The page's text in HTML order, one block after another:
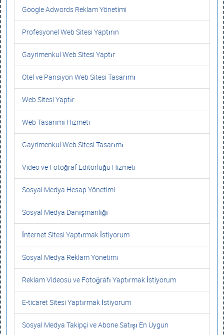
Google Adwords Reklam Yönetimi
Profesyonel Web Sitesi Yaptırın
Gayrimenkul Web Sitesi Yaptır
Otel ve Pansiyon Web Sitesi Tasarımı
Web Sitesi Yaptır
Web Tasarımı Hizmeti
Gayrimenkul Web Sitesi Tasarımı
Video ve Fotoğraf Editörlüğü Hizmeti
Sosyal Medya Hesap Yönetimi
Sosyal Medya Danışmanlığı
İnternet Sitesi Yaptırmak İstiyorum
Sosyal Medya Reklam Yönetimi
Reklam Videosu ve Fotoğrafı Yaptırmak İstiyorum
E-ticaret Sitesi Yaptırmak İstiyorum
Sosyal Medya Takipçi ve Abone Satışı En Uygun